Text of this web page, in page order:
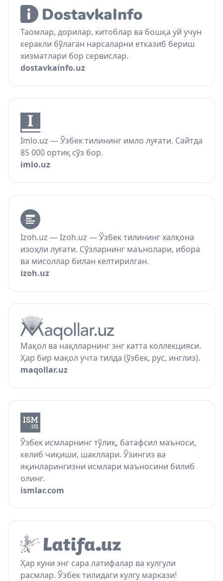
Таомлар, дорилар, китоблар ва бошқа уй учун
керакли бўлаган нарсаларни етказиб бериш
хизматлари бор сервислар.
dostavkainfo.uz
Imlo.uz — Ўзбек тилининг имло луғати. Сайтда
85 000 ортиқ сўз бор.
imlo.uz
Izoh.uz — Izoh.uz — Ўзбек тилининг халқона
изоҳли луғати. Сўзларнинг маънолари, ибора
ва мисоллар билан келтирилган.
izoh.uz
Мақол ва нақлларнинг энг катта коллекцияси.
Ҳар бир мақол учта тилда (ўзбек, рус, инглиз).
maqollar.uz
Ўзбек исмларнинг тўлиқ, батафсил маъноси,
келиб чиқиши, шакллари. Ўзингиз ва
яқинларингизни исмлари маъносини билиб
олинг.
ismlar.com
Ҳар куни энг сара латифалар ва кулгули
расмлар. Ўзбек тилидаги кулгу маркази!